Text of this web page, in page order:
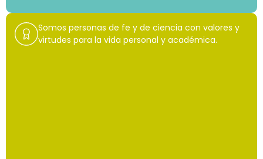
Somos personas de fe y de ciencia con valores y
virtudes para la vida personal y académica.